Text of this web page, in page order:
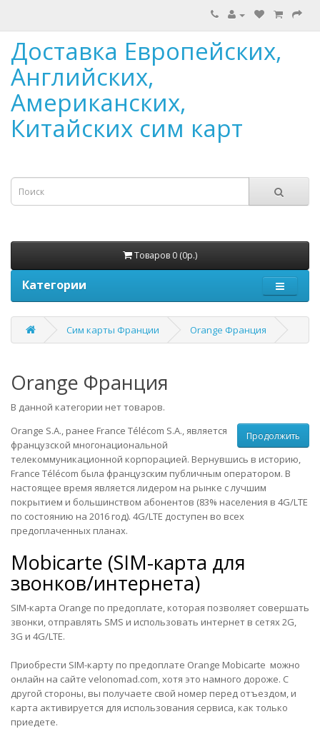
Доставка Европейских,
Английских,
Американских,
Китайских сим карт
Товаров 0 (0р.)
Категории
Сим карты Франции Orange Франция
Orange Франция
В данной категории нет товаров.
Продолжить
Orange S.A., ранее France Télécom S.A., является
французской многонациональной
телекоммуникационной корпорацией. Вернувшись в историю,
France Télécom была французским публичным оператором. В
настоящее время является лидером на рынке с лучшим
покрытием и большинством абонентов (83% населения в 4G/LTE
по состоянию на 2016 год). 4G/LTE доступен во всех
предоплаченных планах.
Mobicarte (SIM-карта для
звонков/интернета)
SIM-карта Orange по предоплате, которая позволяет совершать
звонки, отправлять SMS и использовать интернет в сетях 2G,
3G и 4G/LTE.
Приобрести SIM-карту по предоплате Orange Mobicarte можно
онлайн на сайте velonomad.com , хотя это намного дороже. С
другой стороны, вы получаете свой номер перед отъездом, и
карта активируется для использования сервиса, как только
приедете.